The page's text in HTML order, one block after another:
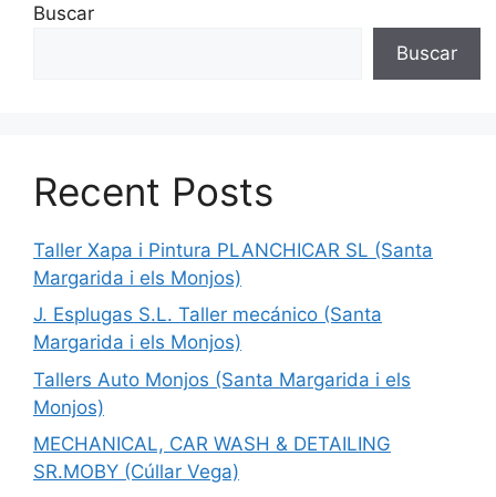
Buscar
Buscar
Recent Posts
Taller Xapa i Pintura PLANCHICAR SL (Santa
Margarida i els Monjos)
J. Esplugas S.L. Taller mecánico (Santa
Margarida i els Monjos)
Tallers Auto Monjos (Santa Margarida i els
Monjos)
MECHANICAL, CAR WASH & DETAILING
SR.MOBY (Cúllar Vega)